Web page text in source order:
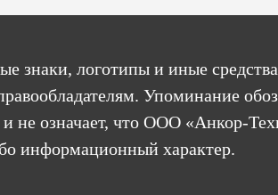
знаки, логотипы и иные
Упоминание
не означает, что ООО «Анкор-
информационный характер.